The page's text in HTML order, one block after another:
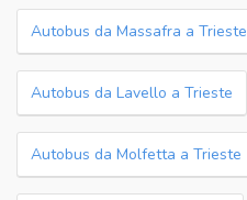
Autobus da Massafra a Trieste
Autobus da Lavello a Trieste
Autobus da Molfetta a Trieste